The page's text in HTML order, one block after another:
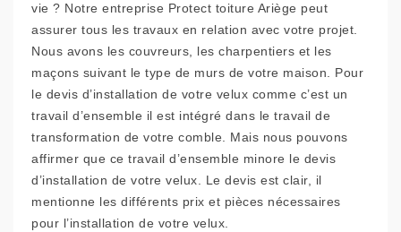
vie ? Notre entreprise Protect toiture Ariège peut
assurer tous les travaux en relation avec votre projet.
Nous avons les couvreurs, les charpentiers et les
maçons suivant le type de murs de votre maison. Pour
le devis d’installation de votre velux comme c’est un
travail d’ensemble il est intégré dans le travail de
transformation de votre comble. Mais nous pouvons
affirmer que ce travail d’ensemble minore le devis
d’installation de votre velux. Le devis est clair, il
mentionne les différents prix et pièces nécessaires
pour l’installation de votre velux.